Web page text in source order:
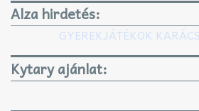
Alza hirdetés:
GYEREKJÁTÉKOK
Kytary ajánlat: